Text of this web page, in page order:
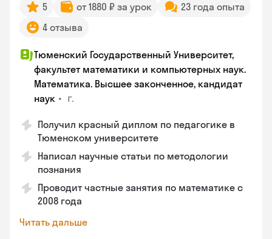
5 от 1880 ₽ за урок
23 года опыта
4 отзыва
Тюменский Государственный Университет,
факультет математики и компьютерных наук.
Математика. Высшее законченное, кандидат
наук • г.
Получил красный диплом по педагогике в
Тюменском университете
Написал научные статьи по методологии
познания
Проводит частные занятия по математике с
2008 года
Читать дальше